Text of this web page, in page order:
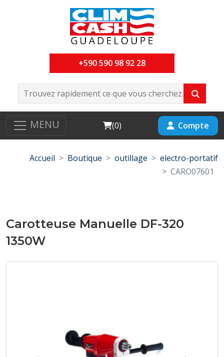
+590 590 98 92 28
MENU Cart
(0) Compte
Accueil Boutique outillage
electro-portatif
CARO07601
Carotteuse Manuelle DF-320
1350W